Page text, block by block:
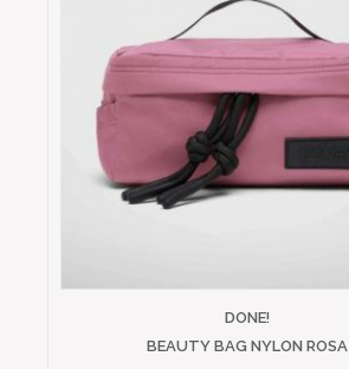
DONE!
BEAUTY BAG NYLON ROSA